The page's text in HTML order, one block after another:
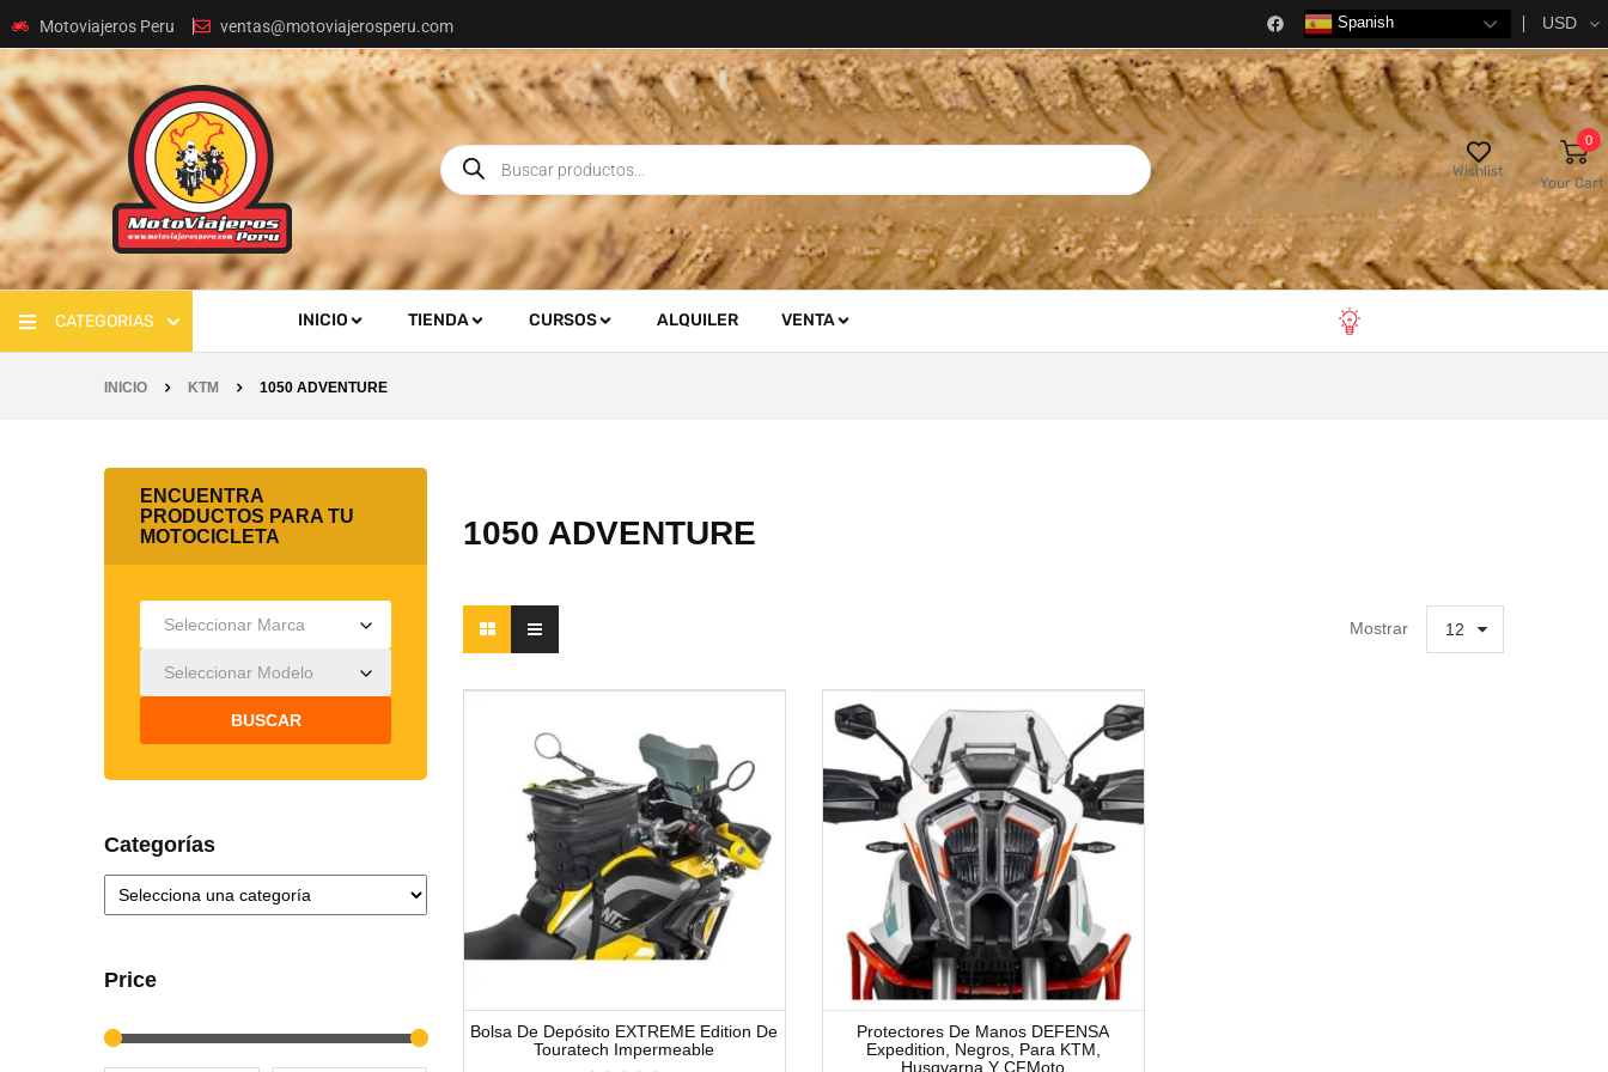
Motoviajeros Peru ventas@motoviajerosperu.com Spanish USD
Wishlist
0
Your Cart
CATEGORIAS INICIO TIENDA CURSOS ALQUILER VENTA
INICIO KTM 1050 ADVENTURE
ENCUENTRA
PRODUCTOS PARA TU
MOTOCICLETA
Seleccionar Marca
Seleccionar Modelo
BUSCAR
Categorías
Price
1050 ADVENTURE
Mostrar 12
Bolsa De Depósito EXTREME Edition De
Touratech Impermeable
Protectores De Manos DEFENSA
Expedition, Negros, Para KTM,
Husqvarna Y CFMoto